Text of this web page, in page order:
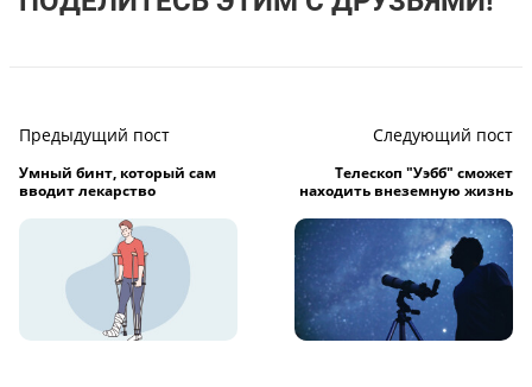
Предыдущий пост
Умный бинт, который сам
вводит лекарство
Следующий пост
Телескоп "Уэбб" сможет
находить внеземную жизнь